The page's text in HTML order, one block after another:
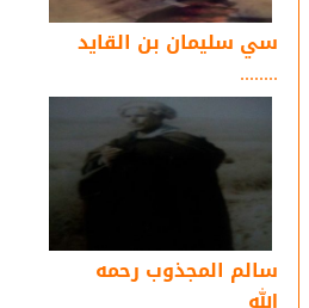
سي سليمان بن القايد
........
سالم المجذوب رحمه